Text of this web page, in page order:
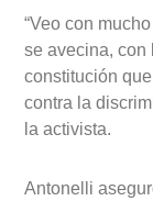
“Veo con
se avecina, con
constitución
contra la
la activista.
Antonelli